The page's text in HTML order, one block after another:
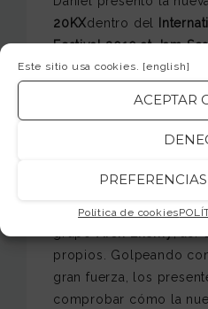
Este sitio usa cookies. [english]
ACEPTAR
Política de cookies
20KXdentro del
Festival 2010 at Jam
Su presencia levantó
Erlandsson hizo un
temas que forman
propios. Golpeando
gran fuerza, los
comprobar cómo la